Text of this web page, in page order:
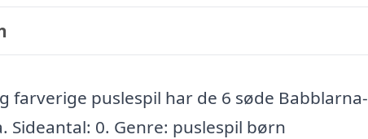
farverige puslespil har de 6 søde Babblarna-
0. Genre: puslespil børn